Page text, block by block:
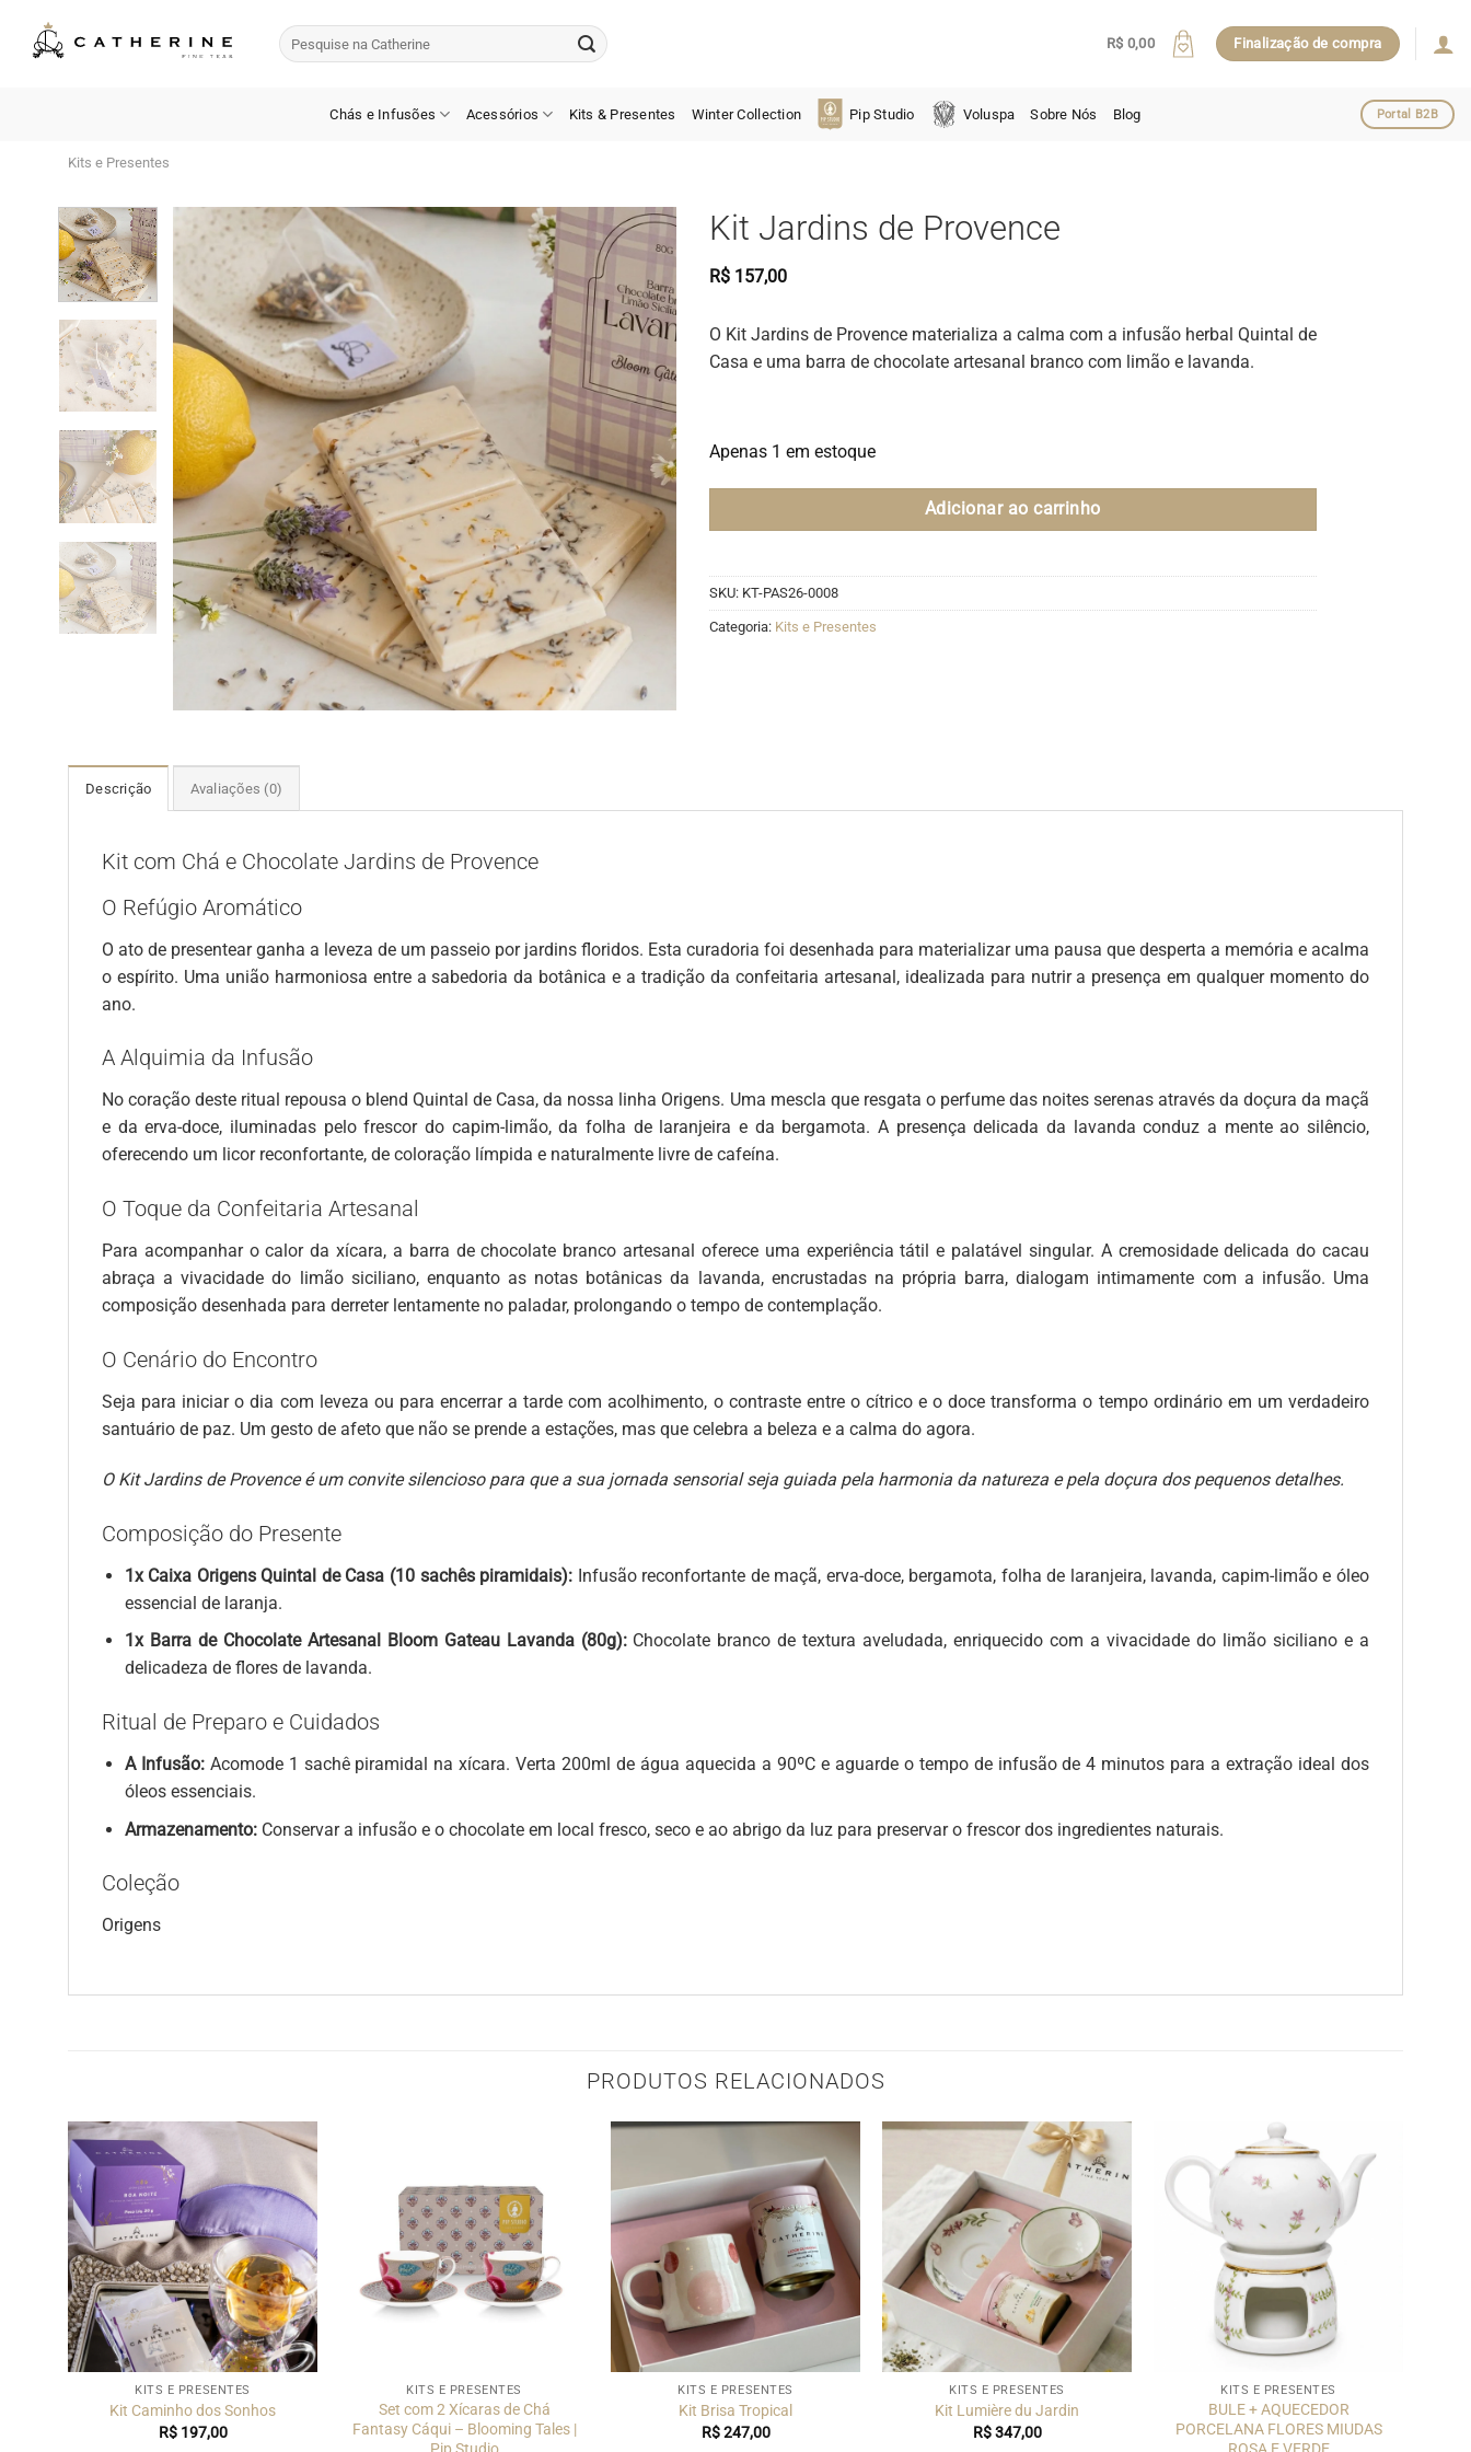
Pesquisar
por:
R$ 0,00 Finalização de compra
Chás e Infusões Acessórios Kits & Presentes Winter Collection Pip Studio Voluspa Sobre Nós Blog Portal B2B
Kits e Presentes
Kit Jardins de Provence
R$157,00
O Kit Jardins de Provence materializa a calma com a infusão herbal Quintal de
Casa e uma barra de chocolate artesanal branco com limão e lavanda.
Apenas 1 em estoque
Adicionar ao carrinho
SKU: KT-PAS26-0008
Categoria: Kits e Presentes
Descrição Avaliações (0)
Kit com Chá e Chocolate Jardins de Provence
O Refúgio Aromático
O ato de presentear ganha a leveza de um passeio por jardins floridos. Esta curadoria foi desenhada para materializar uma pausa que desperta a memória e acalma
o espírito. Uma união harmoniosa entre a sabedoria da botânica e a tradição da confeitaria artesanal, idealizada para nutrir a presença em qualquer momento do
ano.
A Alquimia da Infusão
No coração deste ritual repousa o blend Quintal de Casa, da nossa linha Origens. Uma mescla que resgata o perfume das noites serenas através da doçura da maçã
e da erva-doce, iluminadas pelo frescor do capim-limão, da folha de laranjeira e da bergamota. A presença delicada da lavanda conduz a mente ao silêncio,
oferecendo um licor reconfortante, de coloração límpida e naturalmente livre de cafeína.
O Toque da Confeitaria Artesanal
Para acompanhar o calor da xícara, a barra de chocolate branco artesanal oferece uma experiência tátil e palatável singular. A cremosidade delicada do cacau
abraça a vivacidade do limão siciliano, enquanto as notas botânicas da lavanda, encrustadas na própria barra, dialogam intimamente com a infusão. Uma
composição desenhada para derreter lentamente no paladar, prolongando o tempo de contemplação.
O Cenário do Encontro
Seja para iniciar o dia com leveza ou para encerrar a tarde com acolhimento, o contraste entre o cítrico e o doce transforma o tempo ordinário em um verdadeiro
santuário de paz. Um gesto de afeto que não se prende a estações, mas que celebra a beleza e a calma do agora.
O Kit Jardins de Provence é um convite silencioso para que a sua jornada sensorial seja guiada pela harmonia da natureza e pela doçura dos pequenos detalhes.
Composição do Presente
1x Caixa Origens Quintal de Casa (10 sachês piramidais): Infusão reconfortante de maçã, erva-doce, bergamota, folha de laranjeira, lavanda, capim-limão e óleo
essencial de laranja.
1x Barra de Chocolate Artesanal Bloom Gateau Lavanda (80g):Chocolate branco de textura aveludada, enriquecido com a vivacidade do limão siciliano e a
delicadeza de flores de lavanda.
Ritual de Preparo e Cuidados
A Infusão:Acomode 1 sachê piramidal na xícara. Verta 200ml de água aquecida a 90ºC e aguarde o tempo de infusão de 4 minutos para a extração ideal dos
óleos essenciais.
Armazenamento:Conservar a infusão e o chocolate em local fresco, seco e ao abrigo da luz para preservar o frescor dos ingredientes naturais.
Coleção
Origens
PRODUTOS RELACIONADOS
KITS E PRESENTES
Kit Caminho dos Sonhos
R$197,00
KITS E PRESENTES
Set com 2 Xícaras de Chá
Fantasy Cáqui – Blooming Tales |
KITS E PRESENTES
Kit Brisa Tropical
R$247,00
KITS E PRESENTES
Kit Lumière du Jardin
R$347,00
KITS E PRESENTES
BULE + AQUECEDOR
PORCELANA FLORES MIUDAS